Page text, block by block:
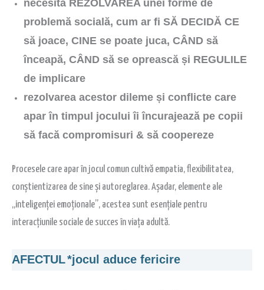
necesită REZOLVAREA unei forme de
problemă socială, cum ar fi SĂ DECIDĂ CE
să joace, CINE se poate juca, CÂND să
înceapă, CÂND să se oprească și REGULILE
de implicare
rezolvarea acestor dileme și conflicte care
apar în timpul jocului îi încurajează pe copii
să facă compromisuri & să coopereze
Procesele care apar în jocul comun cultivă empatia, flexibilitatea,
conștientizarea de sine și autoreglarea. Așadar, elemente ale
„inteligenței emoționale”, acestea sunt esențiale pentru
interacțiunile sociale de succes în viața adultă.
AFECTUL*jocul aduce fericire